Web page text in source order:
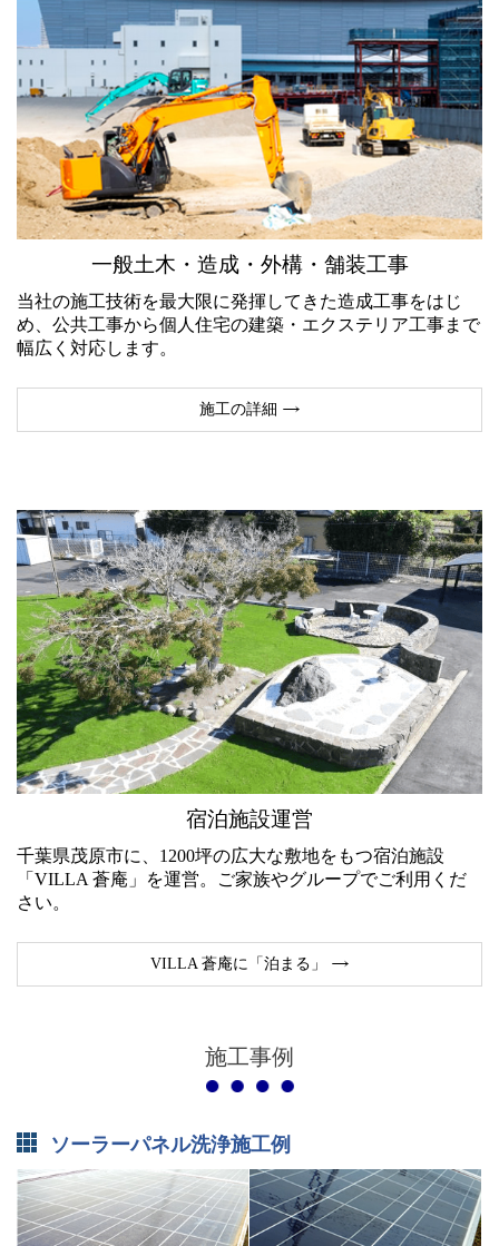
一般土木・造成・外構・舗装工事
当社の施工技術を最大限に発揮してきた造成工事をはじ
め、公共工事から個人住宅の建築・エクステリア工事まで
幅広く対応します。
施工の詳細
宿泊施設運営
千葉県茂原市に、1200坪の広大な敷地をもつ宿泊施設
「VILLA 蒼庵」を運営。ご家族やグループでご利用くだ
さい。
VILLA 蒼庵に「泊まる」
施工事例
ソーラーパネル洗浄施工例